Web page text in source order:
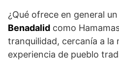
¿Qué ofrece en general un
Benadalid como
tranquilidad, cercanía a la
experiencia de pueblo